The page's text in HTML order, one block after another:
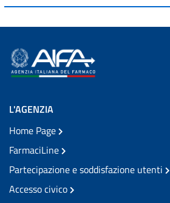
L'AGENZIA
Home Page
FarmaciLine
Partecipazione e soddisfazione utenti
Accesso civico